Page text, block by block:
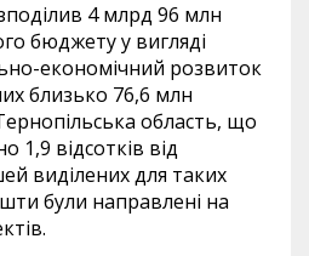
4 млрд 96 млн
бюджету у вигляді
економічний розвиток
близько 76,6 млн
область, що
1,9 відсотків від
виділених для таких
були направлені на